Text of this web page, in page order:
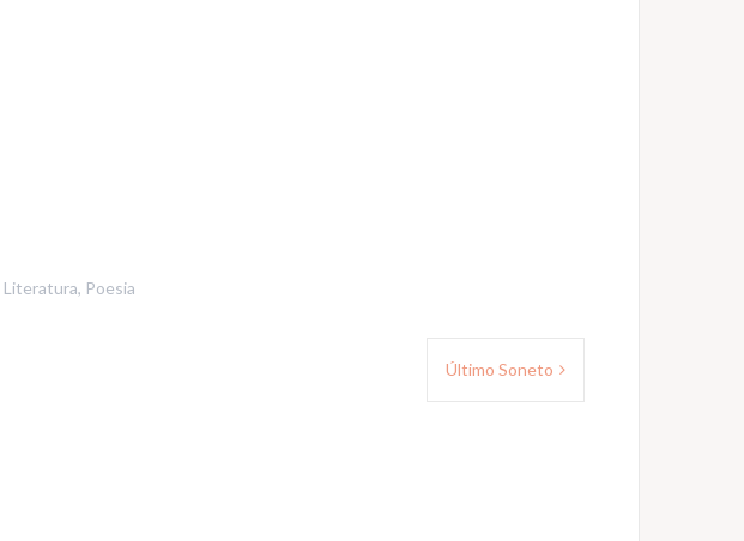
Literatura, Poesia
Último Soneto